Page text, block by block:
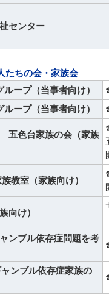
センター
たちの会・家族会
ープ（当事者向け）
ープ（当事者向け）
五色台家族の会（家族
教室（家族向け）
向け）
ンブル依存症問題を考
ンブル依存症家族の